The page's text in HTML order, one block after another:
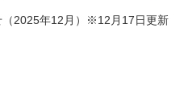
（2025年12月）※12月17日更新